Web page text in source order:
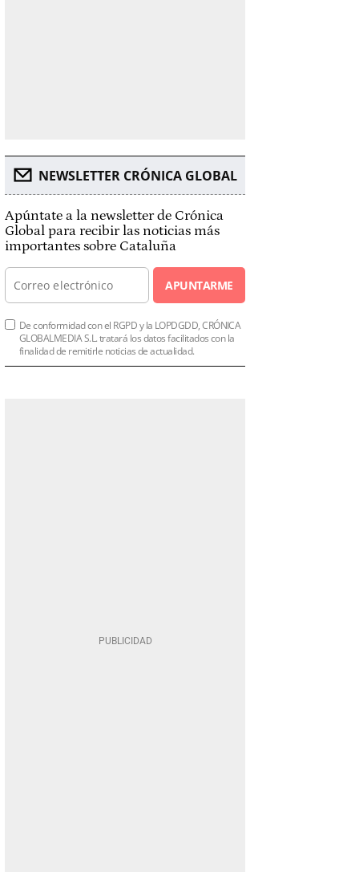
NEWSLETTER CRÓNICA GLOBAL
Apúntate a la newsletter de Crónica
Global para recibir las noticias más
importantes sobre Cataluña
APUNTARME
De conformidad con el RGPD y la LOPDGDD, CRÓNICA
GLOBALMEDIA S.L. tratará los datos facilitados con la
finalidad de remitirle noticias de actualidad.